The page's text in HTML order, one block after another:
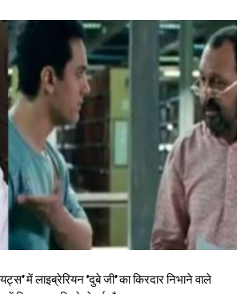
में लाइब्रेरियन ‘दुबे जी’ का किरदार निभाने वाले